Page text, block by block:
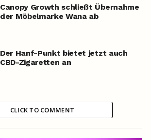
Canopy Growth schließt Übernahme
der Möbelmarke Wana ab
Der Hanf-Punkt bietet jetzt auch
CBD-Zigaretten an
CLICK TO COMMENT